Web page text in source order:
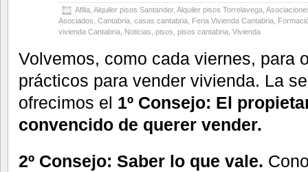
Afilia Alquiler pisos Santander, Alquiler pisos Torrelavega
Asociados Cantabria casas cantabria Feria Vivienda Cantabria
vivienda Cantabria Noticias pisos pisos cantabria Vivienda
Volvemos, como cada viernes, para
prácticos para vender vivienda. La
ofrecimos el 1º Consejo: El
convencido de querer vender.
2º Consejo: Saber lo que vale.